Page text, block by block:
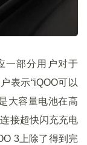
一部分用户对于
表示“iQOO可以
大容量电池在高
接超快闪充充电
3上除了得到完